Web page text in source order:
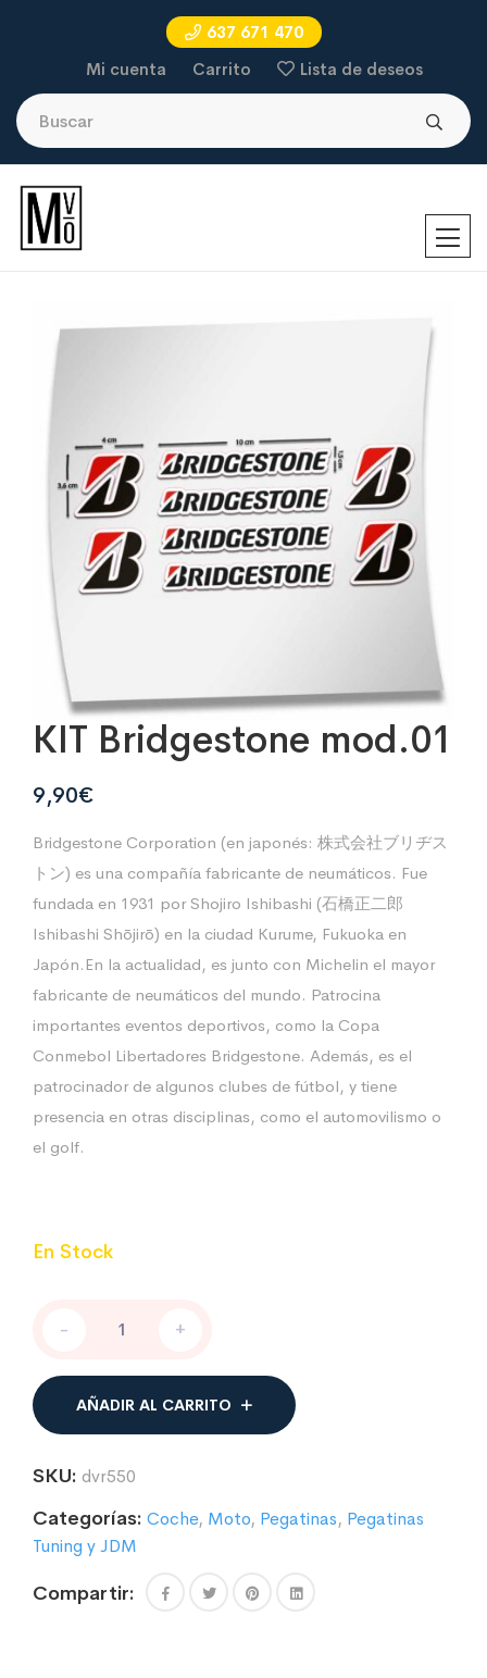
637 671 470
Mi cuenta
Carrito Lista de deseos
KIT Bridgestone mod.01
9,90€
Bridgestone Corporation (en japonés: 株式会社ブリヂス
トン) es una compañía fabricante de neumáticos. Fue
fundada en 1931 por Shojiro Ishibashi (石橋正二郎
Ishibashi Shōjirō) en la ciudad Kurume, Fukuoka en
Japón.En la actualidad, es junto con Michelin el mayor
fabricante de neumáticos del mundo. Patrocina
importantes eventos deportivos, como la Copa
Conmebol Libertadores Bridgestone. Además, es el
patrocinador de algunos clubes de fútbol, y tiene
presencia en otras disciplinas, como el automovilismo o
el golf.
En Stock
Bridgestone
cantidad
- +
AÑADIR AL CARRITO
SKU: dvr550
Categorías: Coche, Moto, Pegatinas, Pegatinas
Tuning y JDM
Compartir: